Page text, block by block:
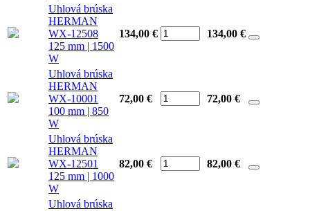
Uhlová brúska
HERMAN
WX-12508
125 mm | 1500
W
134,00 € 134,00 €
Uhlová brúska
HERMAN
WX-10001
100 mm | 850
W
72,00 € 72,00 €
Uhlová brúska
HERMAN
WX-12501
125 mm | 1000
W
82,00 € 82,00 €
Uhlová brúska